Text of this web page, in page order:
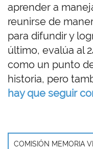
aprender a
reunirse de
para difundir y
último, evalúa al
como un punto
historia, pero
hay que seguir
COMISIÓN MEMORIA